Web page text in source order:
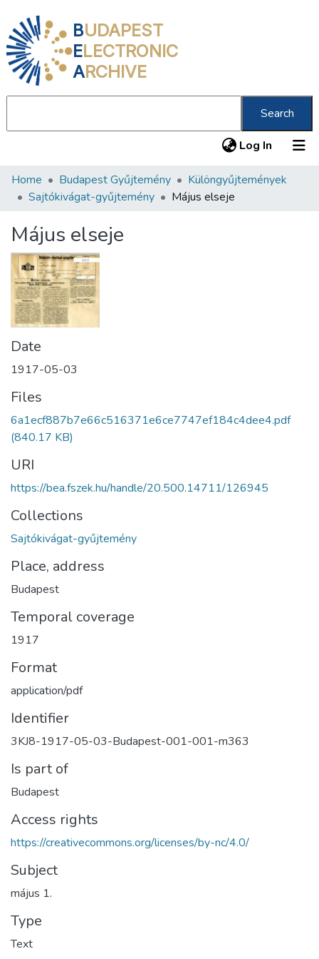
BUDAPEST
ELECTRONIC
ARCHIVE
Search
Log In (current)
Communities & Collections
Statistics
About us
Home Budapest Gyűjtemény
Különgyűjtemények
Sajtókivágat-gyűjtemény
Május elseje
Május elseje
Date
1917-05-03
Files
6a1ecf887b7e66c516371e6ce7747ef184c4dee4.pdf
(840.17 KB)
URI
https://bea.fszek.hu/handle/20.500.14711/126945
Collections
Sajtókivágat-gyűjtemény
Place, address
Budapest
Temporal coverage
1917
Format
application/pdf
Identifier
3KJ8-1917-05-03-Budapest-001-001-m363
Is part of
Budapest
Access rights
https://creativecommons.org/licenses/by-nc/4.0/
Subject
május 1.
Type
Text